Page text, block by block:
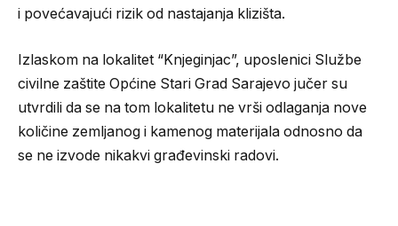
i povećavajući rizik od nastajanja klizišta.
Izlaskom na lokalitet “Knjeginjac”, uposlenici Službe
civilne zaštite Općine Stari Grad Sarajevo jučer su
utvrdili da se na tom lokalitetu ne vrši odlaganja nove
količine zemljanog i kamenog materijala odnosno da
se ne izvode nikakvi građevinski radovi.